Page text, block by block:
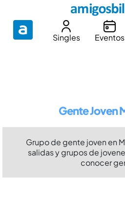
Singles Eventos
Gente Joven
Grupo de gente joven en
salidas y grupos de
conocer